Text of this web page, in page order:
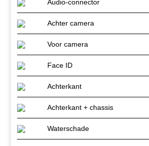
Audio-connector
Achter camera
Voor camera
Face ID
Achterkant
Achterkant + chassis
Waterschade